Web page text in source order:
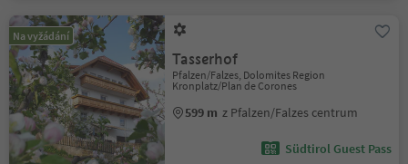
Na vyžádání
Tasserhof
Pfalzen/Falzes, Dolomites Region
Kronplatz/Plan de Corones
599 m z Pfalzen/Falzes centrum
Südtirol Guest Pass